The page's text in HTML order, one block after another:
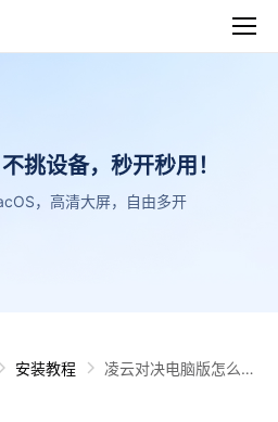
挑设备，秒开秒用！
，高清大屏，自由多开
安装教程
凌云对决电脑版怎么